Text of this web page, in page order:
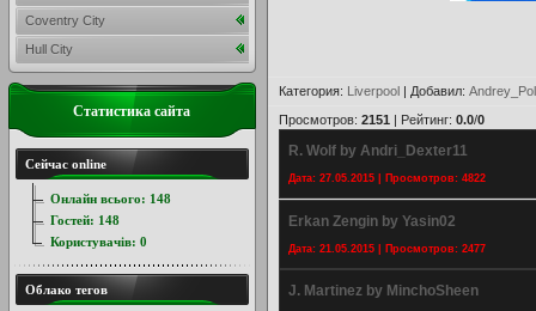
Категория: Liverpool | Добавил: Andrey_Pol
Просмотров: 2151 | Рейтинг: 0.0/0
R. Wolf by Andri_Dexter11
Дата: 27.05.2015 | Просмотров: 4822
Erkan Zengin by Yasin02
Дата: 21.05.2015 | Просмотров: 2477
J. Martinez by MinchoSheen
Coventry City
Hull City
Статистика сайта
Сейчас online
Онлайн всього: 148
Гостей: 148
Користувачів: 0
Облако тегов